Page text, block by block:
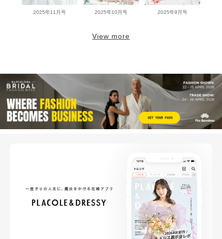
2025年11月号 2025年10月号 2025年9月号
View more